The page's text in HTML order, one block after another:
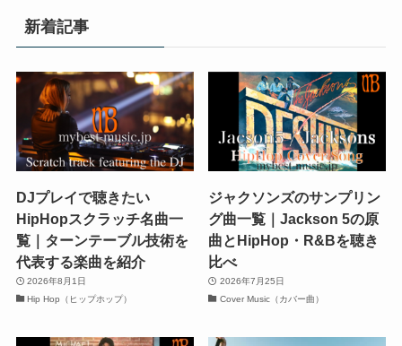
新着記事
DJプレイで聴きたい
HipHopスクラッチ名曲一
覧｜ターンテーブル技術を
代表する楽曲を紹介
2026年8月1日
Hip Hop（ヒップホップ）
ジャクソンズのサンプリン
グ曲一覧｜Jackson 5の原
曲とHipHop・R&Bを聴き
比べ
2026年7月25日
Cover Music（カバー曲）